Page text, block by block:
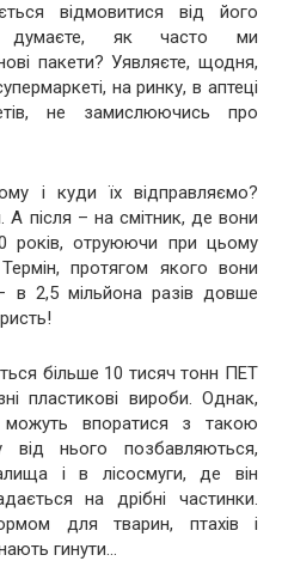
відмовитися від його
думаєте, як часто ми
пакети? Уявляєте, щодня,
на ринку, в аптеці
не замислюючись про
і куди їх відправляємо?
А після – на смітник, де вони
років, отруюючи при цьому
протягом якого вони
в 2,5 мільйона разів довше
більше 10 тисяч тонн ПЕТ
пластикові вироби. Однак,
можуть впоратися з такою
від нього позбавляються,
і в лісосмуги, де він
на дрібні частинки.
для тварин, птахів і
гинути…